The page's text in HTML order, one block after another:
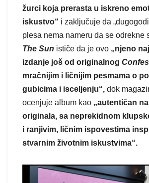
žurci koja prerasta u iskreno
iskustvo“ i zaključuje da
plesa nema nameru da se odrekne
The Sun ističe da je ovo „njeno
izdanje još od originalnog
mračnijim i ličnijim pesmama o
gubicima i isceljenju“, dok
ocenjuje album kao „autentičan
originala, sa neprekidnom
i ranjivim, ličnim ispovestima
stvarnim životnim iskustvima“.